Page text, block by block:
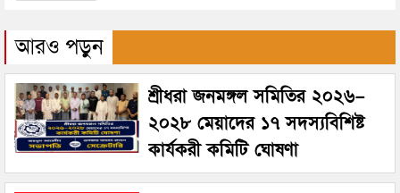
আরও পড়ুন
শ্রীধরা জনমঙ্গল সমিতির ২০২৬–
২০২৮ মেয়াদের ১৭ সদস্যবিশিষ্ট
কার্যকরী কমিটি ঘোষণা